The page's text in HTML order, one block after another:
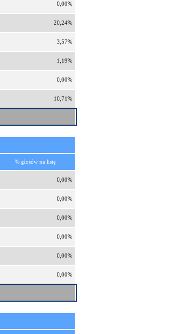
0,00%
20,24%
3,57%
1,19%
0,00%
10,71%
% głosów na listę
0,00%
0,00%
0,00%
0,00%
0,00%
0,00%